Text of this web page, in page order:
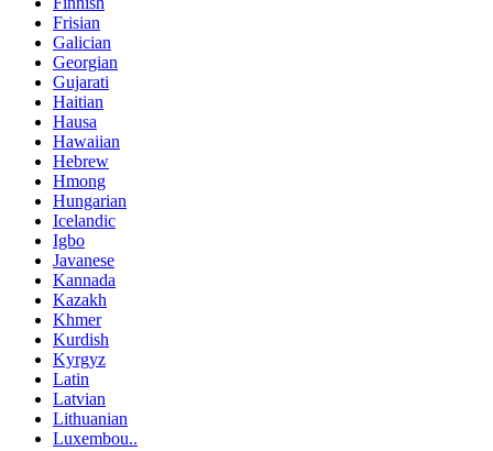
Frisian
Galician
Georgian
Gujarati
Haitian
Hausa
Hawaiian
Hebrew
Hmong
Hungarian
Icelandic
Igbo
Javanese
Kannada
Kazakh
Khmer
Kurdish
Kyrgyz
Latin
Latvian
Lithuanian
Luxembou..